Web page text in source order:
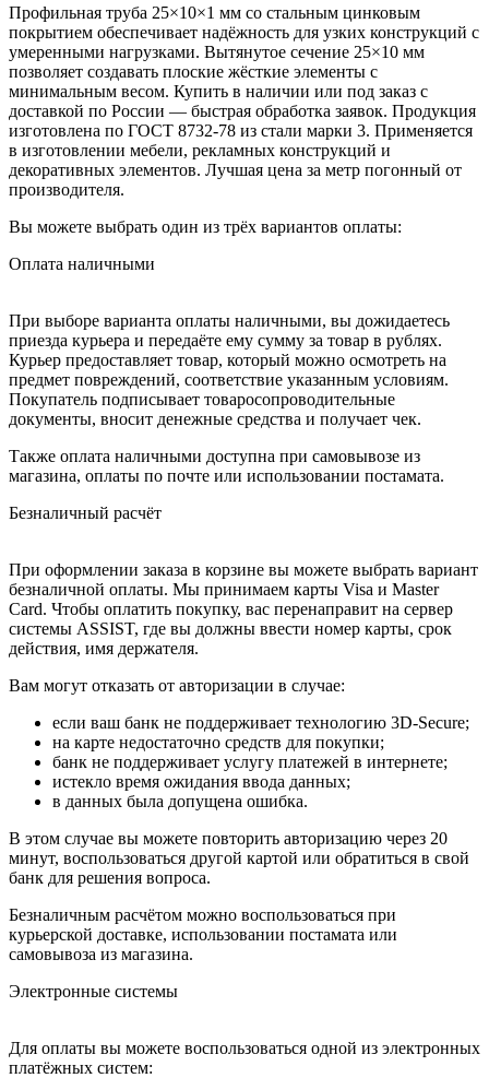
Профильная труба 25×10×1 мм со стальным цинковым
покрытием обеспечивает надёжность для узких конструкций с
умеренными нагрузками. Вытянутое сечение 25×10 мм
позволяет создавать плоские жёсткие элементы с
минимальным весом. Купить в наличии или под заказ с
доставкой по России — быстрая обработка заявок. Продукция
изготовлена по ГОСТ 8732-78 из стали марки 3. Применяется
в изготовлении мебели, рекламных конструкций и
декоративных элементов. Лучшая цена за метр погонный от
производителя.
Вы можете выбрать один из трёх вариантов оплаты:
Оплата наличными
При выборе варианта оплаты наличными, вы дожидаетесь
приезда курьера и передаёте ему сумму за товар в рублях.
Курьер предоставляет товар, который можно осмотреть на
предмет повреждений, соответствие указанным условиям.
Покупатель подписывает товаросопроводительные
документы, вносит денежные средства и получает чек.
Также оплата наличными доступна при самовывозе из
магазина, оплаты по почте или использовании постамата.
Безналичный расчёт
При оформлении заказа в корзине вы можете выбрать вариант
безналичной оплаты. Мы принимаем карты Visa и Master
Card. Чтобы оплатить покупку, вас перенаправит на сервер
системы ASSIST, где вы должны ввести номер карты, срок
действия, имя держателя.
Вам могут отказать от авторизации в случае:
если ваш банк не поддерживает технологию 3D-Secure;
на карте недостаточно средств для покупки;
банк не поддерживает услугу платежей в интернете;
истекло время ожидания ввода данных;
в данных была допущена ошибка.
В этом случае вы можете повторить авторизацию через 20
минут, воспользоваться другой картой или обратиться в свой
банк для решения вопроса.
Безналичным расчётом можно воспользоваться при
курьерской доставке, использовании постамата или
самовывоза из магазина.
Электронные системы
Для оплаты вы можете воспользоваться одной из электронных
платёжных систем: